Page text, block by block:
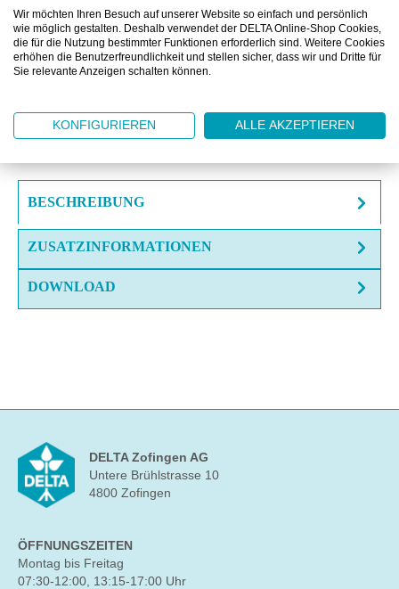
VERGLEICHEN
FRAGE ZUM ARTIKEL?
BESCHREIBUNG
ZUSATZINFORMATIONEN
DOWNLOAD
DELTA Zofingen AG
Untere Brühlstrasse 10
4800 Zofingen
ÖFFNUNGSZEITEN
Montag bis Freitag
07:30-12:00, 13:15-17:00 Uhr
Wir möchten Ihren Besuch auf unserer Website so einfach und persönlich
wie möglich gestalten. Deshalb verwendet der DELTA Online-Shop Cookies,
die für die Nutzung bestimmter Funktionen erforderlich sind. Weitere Cookies
erhöhen die Benutzerfreundlichkeit und stellen sicher, dass wir und Dritte für
Sie relevante Anzeigen schalten können.
KONFIGURIEREN ALLE AKZEPTIEREN